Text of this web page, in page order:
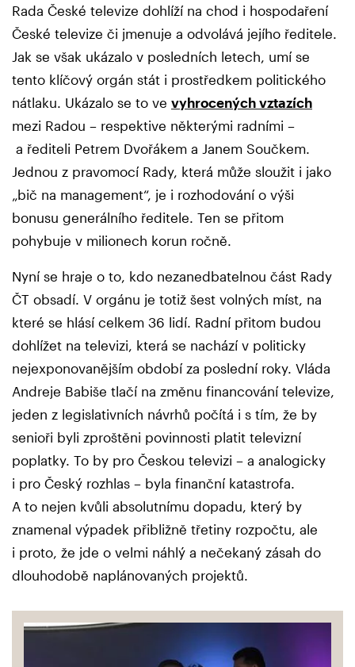
Rada České televize dohlíží na chod i hospodaření
České televize či jmenuje a odvolává jejího ředitele.
Jak se však ukázalo v posledních letech, umí se
tento klíčový orgán stát i prostředkem politického
nátlaku. Ukázalo se to ve vyhrocených vztazích
mezi Radou – respektive některými radními –
a řediteli Petrem Dvořákem a Janem Součkem.
Jednou z pravomocí Rady, která může sloužit i jako
„bič na management“, je i rozhodování o výši
bonusu generálního ředitele. Ten se přitom
pohybuje v milionech korun ročně.
Nyní se hraje o to, kdo nezanedbatelnou část Rady
ČT obsadí. V orgánu je totiž šest volných míst, na
které se hlásí celkem 36 lidí. Radní přitom budou
dohlížet na televizi, která se nachází v politicky
nejexponovanějším období za poslední roky. Vláda
Andreje Babiše tlačí na změnu financování televize,
jeden z legislativních návrhů počítá i s tím, že by
senioři byli zproštěni povinnosti platit televizní
poplatky. To by pro Českou televizi – a analogicky
i pro Český rozhlas – byla finanční katastrofa.
A to nejen kvůli absolutnímu dopadu, který by
znamenal výpadek přibližně třetiny rozpočtu, ale
i proto, že jde o velmi náhlý a nečekaný zásah do
dlouhodobě naplánovaných projektů.